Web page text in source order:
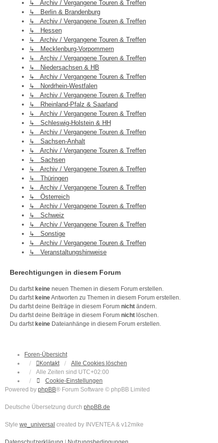
↳ Archiv / Vergangene Touren & Treffen
↳ Berlin & Brandenburg
↳ Archiv / Vergangene Touren & Treffen
↳ Hessen
↳ Archiv / Vergangene Touren & Treffen
↳ Mecklenburg-Vorpommern
↳ Archiv / Vergangene Touren & Treffen
↳ Niedersachsen & HB
↳ Archiv / Vergangene Touren & Treffen
↳ Nordrhein-Westfalen
↳ Archiv / Vergangene Touren & Treffen
↳ Rheinland-Pfalz & Saarland
↳ Archiv / Vergangene Touren & Treffen
↳ Schleswig-Holstein & HH
↳ Archiv / Vergangene Touren & Treffen
↳ Sachsen-Anhalt
↳ Archiv / Vergangene Touren & Treffen
↳ Sachsen
↳ Archiv / Vergangene Touren & Treffen
↳ Thüringen
↳ Archiv / Vergangene Touren & Treffen
↳ Österreich
↳ Archiv / Vergangene Touren & Treffen
↳ Schweiz
↳ Archiv / Vergangene Touren & Treffen
↳ Sonstige
↳ Archiv / Vergangene Touren & Treffen
↳ Veranstaltungshinweise
Berechtigungen in diesem Forum
Du darfst keine neuen Themen in diesem Forum erstellen.
Du darfst keineAntworten zu Themen in diesem Forum erstellen.
Du darfst deine Beiträge in diesem Forum nicht ändern.
Du darfst deine Beiträge in diesem Forum nicht löschen.
Du darfst keine Dateianhänge in diesem Forum erstellen.
Foren-Übersicht
Kontakt
Alle Cookies löschen
Alle Zeiten sind UTC+02:00
Cookie-Einstellungen
Powered by phpBB® Forum Software © phpBB Limited
Deutsche Übersetzung durch phpBB.de
Style we_universal created by INVENTEA & v12mike